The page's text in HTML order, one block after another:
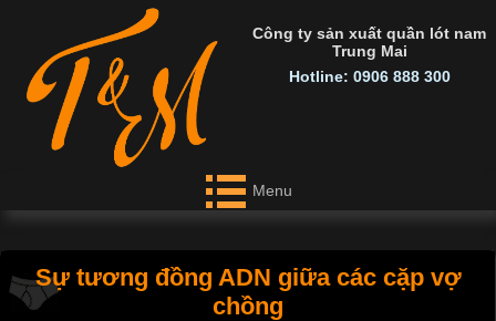
Công ty sản xuất quần lót nam
Trung Mai
Hotline: 0906 888 300
Menu
Sự tương đồng ADN giữa các cặp vợ
chồng